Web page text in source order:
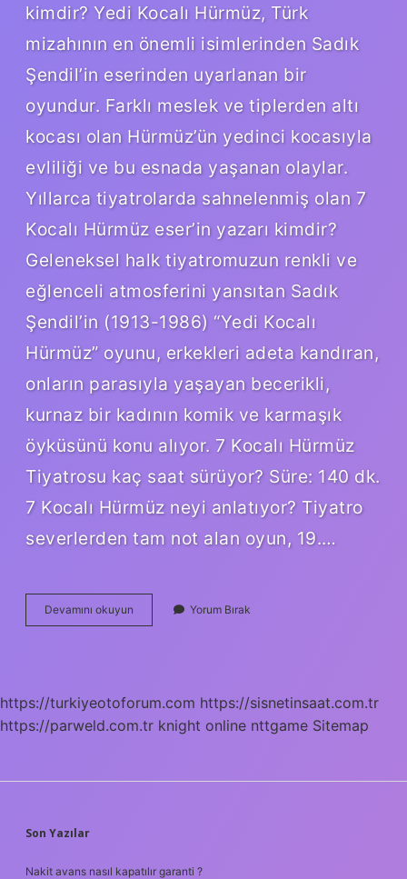
kimdir? Yedi Kocalı Hürmüz, Türk
mizahının en önemli isimlerinden Sadık
Şendil’in eserinden uyarlanan bir
oyundur. Farklı meslek ve tiplerden altı
kocası olan Hürmüz’ün yedinci kocasıyla
evliliği ve bu esnada yaşanan olaylar.
Yıllarca tiyatrolarda sahnelenmiş olan 7
Kocalı Hürmüz eser’in yazarı kimdir?
Geleneksel halk tiyatromuzun renkli ve
eğlenceli atmosferini yansıtan Sadık
Şendil’in (1913-1986) “Yedi Kocalı
Hürmüz” oyunu, erkekleri adeta kandıran,
onların parasıyla yaşayan becerikli,
kurnaz bir kadının komik ve karmaşık
öyküsünü konu alıyor. 7 Kocalı Hürmüz
Tiyatrosu kaç saat sürüyor? Süre: 140 dk.
7 Kocalı Hürmüz neyi anlatıyor? Tiyatro
severlerden tam not alan oyun, 19.…
Devamını okuyun
Kocalı
Yorum Bırak
https://turkiyeotoforum.com https://sisnetinsaat.com.tr
https://parweld.com.tr knight online nttgame Sitemap
SIDEBAR
Son Yazılar
Nakit avans nasıl kapatılır garanti ?